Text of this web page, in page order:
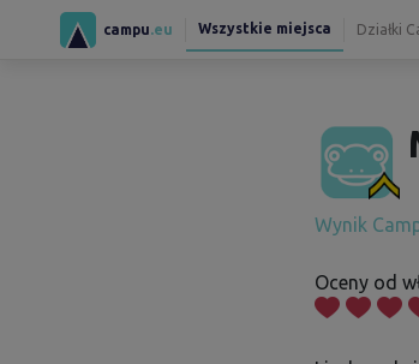
campu .eu Wszystkie miejsca Działki
Wynik
Oceny od